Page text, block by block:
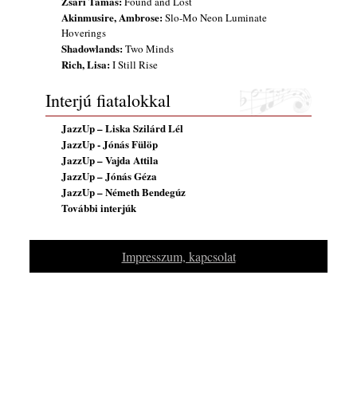
2026. július 13.
Akinmusire, Ambrose:Slo-Mo Neon Luminate
Hoverings
Shadowlands:Two Minds
Rich, Lisa:I Still Rise
Interjú fiatalokkal
JazzUp – Liska Szilárd Lél
JazzUp - Jónás Fülöp
JazzUp – Vajda Attila
JazzUp – Jónás Géza
JazzUp – Németh Bendegúz
További interjúk
Impresszum, kapcsolat